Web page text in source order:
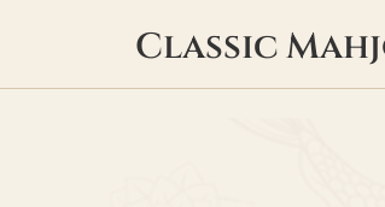
Classic